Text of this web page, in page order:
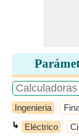
Ingenieria
↳ Eléctrico